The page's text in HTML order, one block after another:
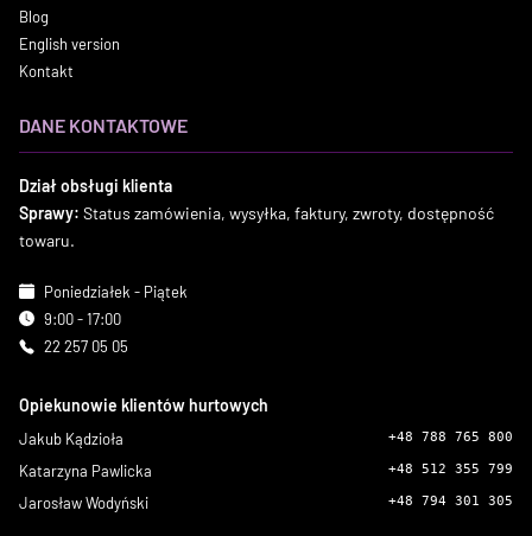
Blog
English version
Kontakt
DANE KONTAKTOWE
Dział obsługi klienta
Sprawy: Status zamówienia, wysyłka, faktury, zwroty, dostępność
towaru.
Poniedziałek - Piątek
9:00 - 17:00
22 257 05 05
Opiekunowie klientów hurtowych
Jakub Kądzioła +48 788 765 800
Katarzyna Pawlicka +48 512 355 799
Jarosław Wodyński +48 794 301 305